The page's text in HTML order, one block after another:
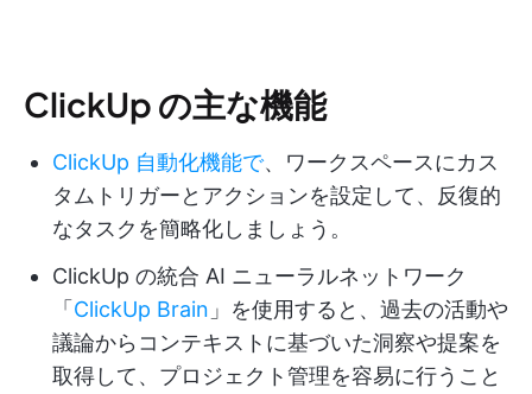
ClickUp の主な機能
ClickUp 自動化機能で、ワークスペースにカス
タムトリガーとアクションを設定して、反復的
なタスクを簡略化しましょう。
ClickUp の統合 AI ニューラルネットワーク
「ClickUp Brain 」を使用すると、過去の活動や
議論からコンテキストに基づいた洞察や提案を
取得して、プロジェクト管理を容易に行うこと